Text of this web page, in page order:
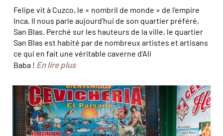
Felipe vit à Cuzco, le « nombril de monde » de l'empire
Inca. Il nous parle aujourd'hui de son quartier préféré,
San Blas. Perché sur les hauteurs de la ville, le quartier
San Blas est habité par de nombreux artistes et artisans
ce qui en fait une véritable caverne d'Ali
Baba ! En lire plus
© Jeoffrey Guillemard/Haytham-Réa